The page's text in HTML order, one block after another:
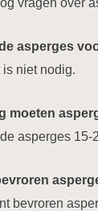
vragen over
asperges
is niet nodig.
moeten
asperges
bevroren